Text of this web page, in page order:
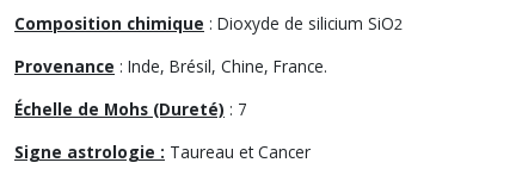
Pierre roulée d'Aventurine verte
Composition chimique : Dioxyde de silicium SiO2
Provenance : Inde, Brésil, Chine, France.
Échelle de Mohs (Dureté) : 7
Signe astrologie : Taureau et Cancer